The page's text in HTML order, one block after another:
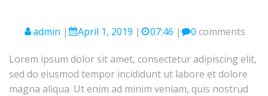
admin | April 1, 2019 | 07:46 | 0 comments
Lorem ipsum dolor sit amet, consectetur adipiscing elit,
sed do eiusmod tempor incididunt ut labore et dolore
magna aliqua. Ut enim ad minim veniam, quis nostrud